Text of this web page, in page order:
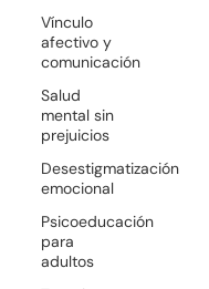
Vínculo
afectivo y
comunicación
Salud
mental sin
prejuicios
Desestigmatización
emocional
Psicoeducación
para
adultos